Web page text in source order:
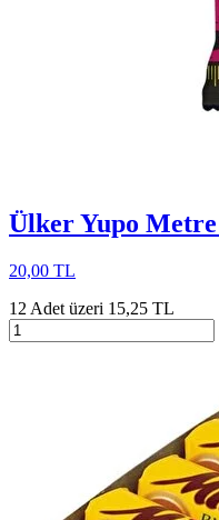
Ülker Yupo
20,00 TL
12 Adet üzeri 15,25 TL